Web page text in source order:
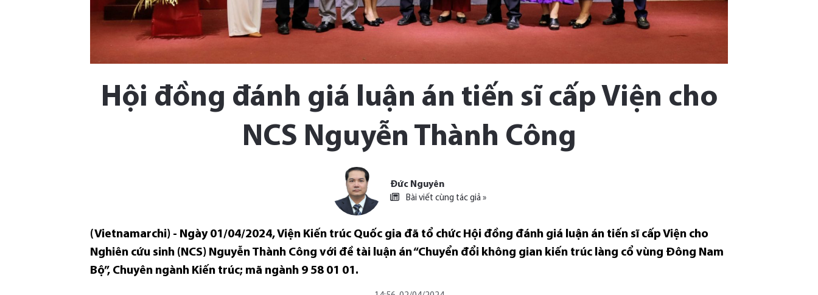
Hội đồng đánh giá luận án tiến sĩ cấp Viện cho
NCS Nguyễn Thành Công
Đức Nguyên
Bài viết cùng tác giả »
(Vietnamarchi) - Ngày 01/04/2024, Viện Kiến trúc Quốc gia đã tổ chức Hội đồng đánh giá luận án tiến sĩ cấp Viện cho
Nghiên cứu sinh (NCS) Nguyễn Thành Công với đề tài luận án “Chuyển đổi không gian kiến trúc làng cổ vùng Đông Nam
Bộ”, Chuyên ngành Kiến trúc; mã ngành 9 58 01 01.